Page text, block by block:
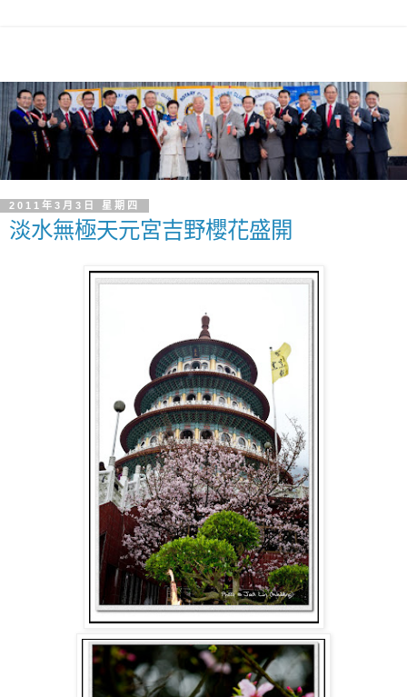
2011年3月3日 星期四
淡水無極天元宮吉野櫻花盛開